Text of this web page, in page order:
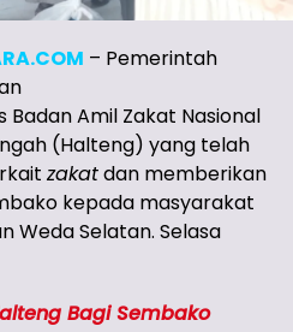
– Pemerintah
Amil Zakat Nasional
(Halteng) yang telah
zakatdan memberikan
kepada masyarakat
Weda Selatan. Selasa
Bagi Sembako